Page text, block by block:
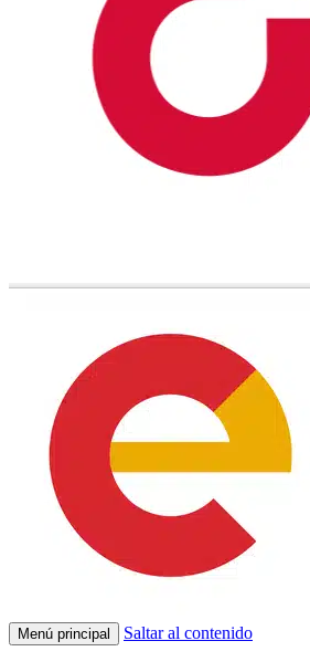
Menú principal Saltar al contenido